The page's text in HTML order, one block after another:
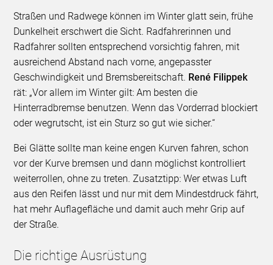
Straßen und Radwege können im Winter glatt sein, frühe
Dunkelheit erschwert die Sicht. Radfahrerinnen und
Radfahrer sollten entsprechend vorsichtig fahren, mit
ausreichend Abstand nach vorne, angepasster
Geschwindigkeit und Bremsbereitschaft. René Filippek
rät: „Vor allem im Winter gilt: Am besten die
Hinterradbremse benutzen. Wenn das Vorderrad blockiert
oder wegrutscht, ist ein Sturz so gut wie sicher.“
Bei Glätte sollte man keine engen Kurven fahren, schon
vor der Kurve bremsen und dann möglichst kontrolliert
weiterrollen, ohne zu treten. Zusatztipp: Wer etwas Luft
aus den Reifen lässt und nur mit dem Mindestdruck fährt,
hat mehr Auflagefläche und damit auch mehr Grip auf
der Straße.
Die richtige Ausrüstung